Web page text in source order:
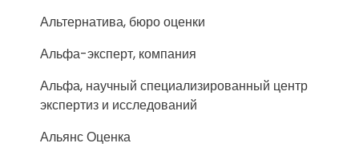
Альтернатива, бюро оценки
Альфа-эксперт, компания
Альфа, научный специализированный центр
экспертиз и исследований
Альянс Оценка